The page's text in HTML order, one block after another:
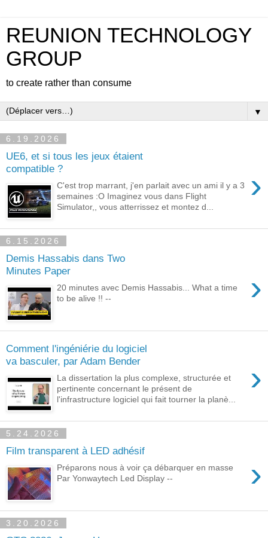
REUNION TECHNOLOGY
GROUP
to create rather than consume
▼
6.19.2026
UE6, et si tous les jeux étaient
compatible ?
›
C'est trop marrant, j'en parlait avec un ami il y a 3
semaines :O Imaginez vous dans Flight
Simulator,, vous atterrissez et montez d...
6.15.2026
Demis Hassabis dans Two
Minutes Paper
›
20 minutes avec Demis Hassabis... What a time
to be alive !! --
Comment l'ingéniérie du logiciel
va basculer, par Adam Bender
›
La dissertation la plus complexe, structurée et
pertinente concernant le présent de
l'infrastructure logiciel qui fait tourner la planè...
5.24.2026
Film transparent à LED adhésif
›
Préparons nous à voir ça débarquer en masse
Par Yonwaytech Led Display --
3.20.2026